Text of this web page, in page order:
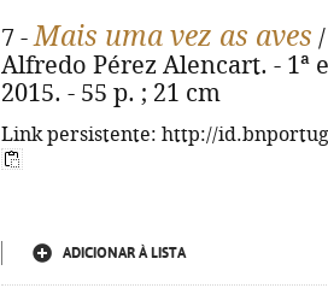
7 -Mais uma vez as aves
Alfredo Pérez Alencart. - 1ª
2015. - 55 p. ; 21 cm
Link persistente: http://
ADICIONAR À LISTA